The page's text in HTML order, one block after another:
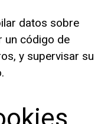
datos sobre
un código de
y supervisar su